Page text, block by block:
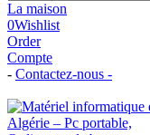
La maison
0Wishlist
Order
Compte
- Contactez-nous -